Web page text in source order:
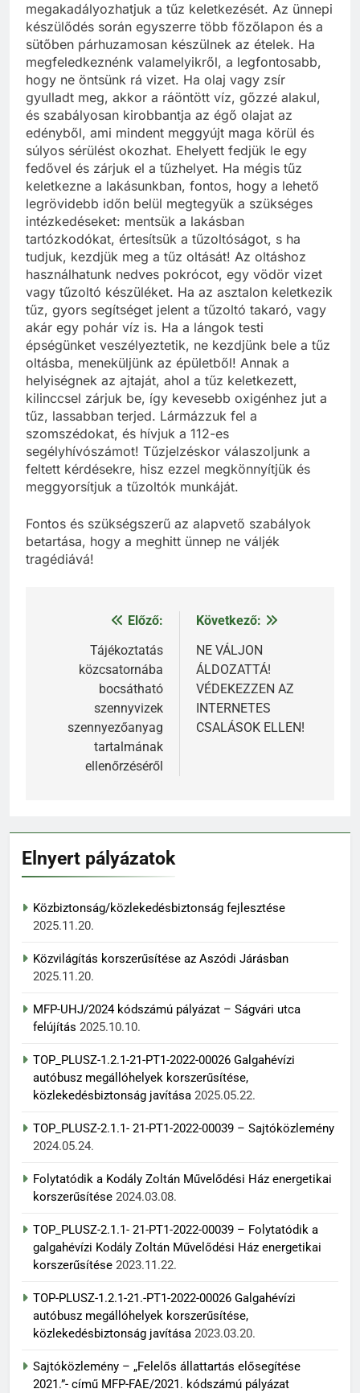
megakadályozhatjuk a tűz keletkezését. Az ünnepi
készülődés során egyszerre több főzőlapon és a
sütőben párhuzamosan készülnek az ételek. Ha
megfeledkeznénk valamelyikről, a legfontosabb,
hogy ne öntsünk rá vizet. Ha olaj vagy zsír
gyulladt meg, akkor a ráöntött víz, gőzzé alakul,
és szabályosan kirobbantja az égő olajat az
edényből, ami mindent meggyújt maga körül és
súlyos sérülést okozhat. Ehelyett fedjük le egy
fedővel és zárjuk el a tűzhelyet. Ha mégis tűz
keletkezne a lakásunkban, fontos, hogy a lehető
legrövidebb időn belül megtegyük a szükséges
intézkedéseket: mentsük a lakásban
tartózkodókat, értesítsük a tűzoltóságot, s ha
tudjuk, kezdjük meg a tűz oltását! Az oltáshoz
használhatunk nedves pokrócot, egy vödör vizet
vagy tűzoltó készüléket. Ha az asztalon keletkezik
tűz, gyors segítséget jelent a tűzoltó takaró, vagy
akár egy pohár víz is. Ha a lángok testi
épségünket veszélyeztetik, ne kezdjünk bele a tűz
oltásba, meneküljünk az épületből! Annak a
helyiségnek az ajtaját, ahol a tűz keletkezett,
kilinccsel zárjuk be, így kevesebb oxigénhez jut a
tűz, lassabban terjed. Lármázzuk fel a
szomszédokat, és hívjuk a 112-es
segélyhívószámot! Tűzjelzéskor válaszoljunk a
feltett kérdésekre, hisz ezzel megkönnyítjük és
meggyorsítjuk a tűzoltók munkáját.
Fontos és szükségszerű az alapvető szabályok
betartása, hogy a meghitt ünnep ne váljék
tragédiává!
Bejegyzés
navigáció
Előző:
Tájékoztatás
közcsatornába
bocsátható
szennyvizek
szennyezőanyag
tartalmának
ellenőrzéséről
Következő:
NE VÁLJON
ÁLDOZATTÁ!
VÉDEKEZZEN AZ
INTERNETES
CSALÁSOK ELLEN!
Elnyert pályázatok
Közbiztonság/közlekedésbiztonság fejlesztése
2025.11.20.
Közvilágítás korszerűsítése az Aszódi Járásban
2025.11.20.
MFP-UHJ/2024 kódszámú pályázat – Ságvári utca
felújítás 2025.10.10.
TOP_PLUSZ-1.2.1-21-PT1-2022-00026 Galgahévízi
autóbusz megállóhelyek korszerűsítése,
közlekedésbiztonság javítása 2025.05.22.
TOP_PLUSZ-2.1.1- 21-PT1-2022-00039 – Sajtóközlemény
2024.05.24.
Folytatódik a Kodály Zoltán Művelődési Ház energetikai
korszerűsítése 2024.03.08.
TOP_PLUSZ-2.1.1- 21-PT1-2022-00039 – Folytatódik a
galgahévízi Kodály Zoltán Művelődési Ház energetikai
korszerűsítése 2023.11.22.
TOP-PLUSZ-1.2.1-21.-PT1-2022-00026 Galgahévízi
autóbusz megállóhelyek korszerűsítése,
közlekedésbiztonság javítása 2023.03.20.
Sajtóközlemény – „Felelős állattartás elősegítése
2021.”- című MFP-FAE/2021. kódszámú pályázat